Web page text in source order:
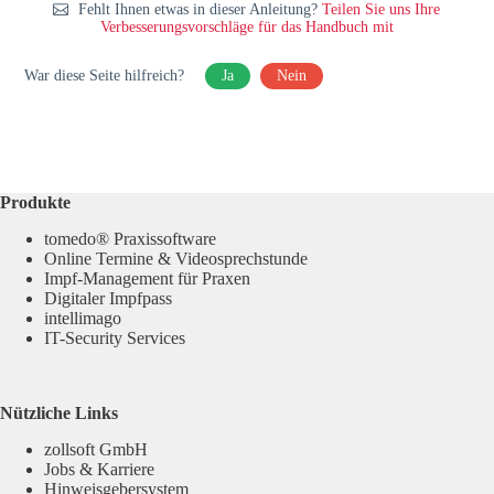
Fehlt Ihnen etwas in dieser Anleitung?Teilen Sie uns Ihre
Verbesserungsvorschläge für das Handbuch mit
War diese Seite hilfreich? Ja Nein
Produkte
tomedo® Praxissoftware
Online Termine & Videosprechstunde
Impf-Management für Praxen
Digitaler Impfpass
intellimago
IT-Security Services
Nützliche Links
zollsoft GmbH
Jobs & Karriere
Hinweisgebersystem